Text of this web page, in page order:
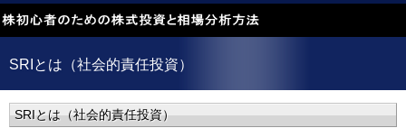
SRIとは（社会的責任投資）
SRIとは（社会的責任投資）